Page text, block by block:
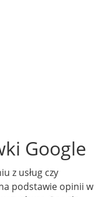
Google
z usług czy
podstawie opinii w